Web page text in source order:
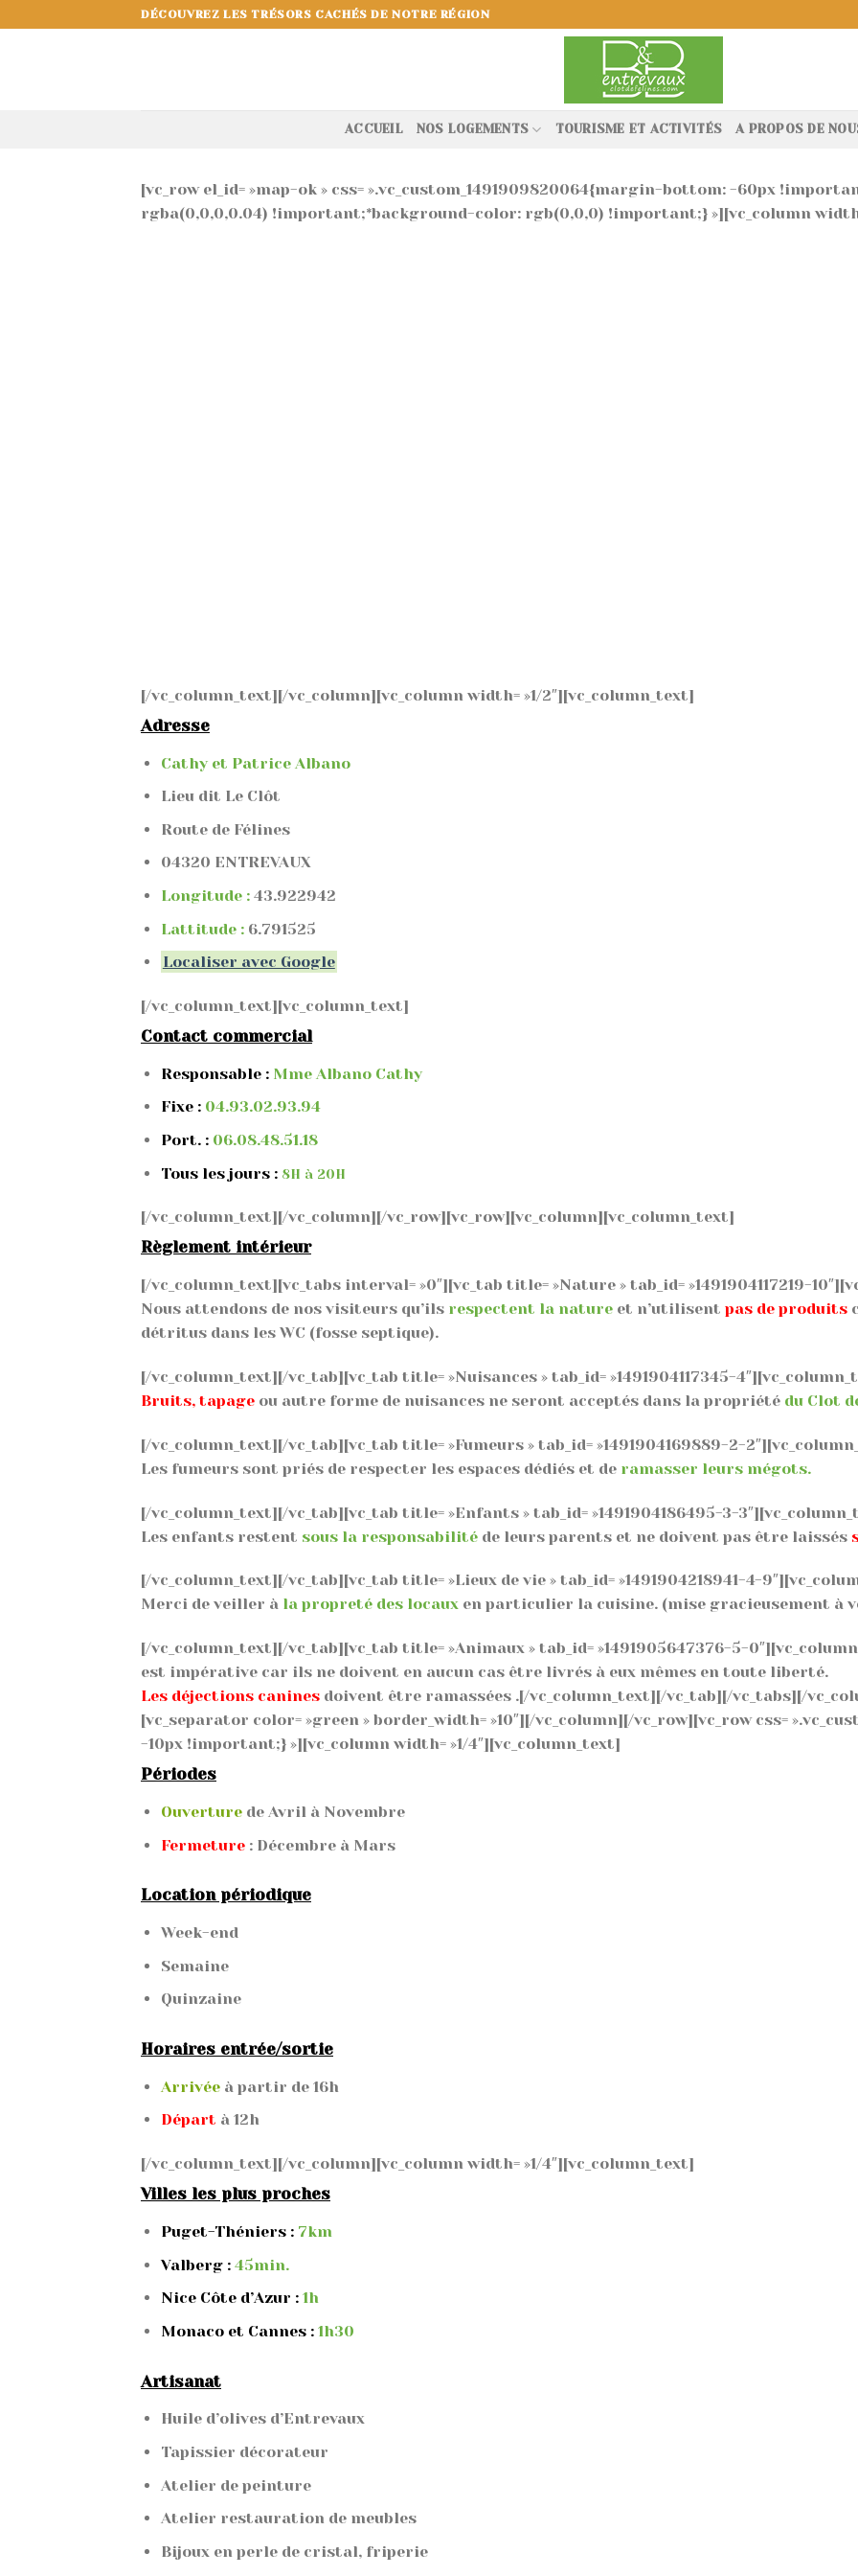
to
DÉCOUVREZ LES TRÉSORS CACHÉS DE NOTRE RÉGION
ACCUEIL NOS LOGEMENTS TOURISME ET ACTIVITÉS A PROPOS DE
[vc_row el_id= »map-ok » css= ».vc_custom_1491909820064{margin-bottom: -60px
rgba(0,0,0,0.04) !important;*background-color: rgb(0,0,0) !important;} »][vc_column
[/vc_column_text][/vc_column][vc_column width= »1/2″][vc_column_text]
Adresse
Cathy et Patrice Albano
Lieu dit Le Clôt
Route de Félines
04320 ENTREVAUX
Longitude :43.922942
Lattitude :6.791525
Localiser avec Google
[/vc_column_text][vc_column_text]
Contact commercial
Responsable : Mme Albano Cathy
Fixe : 04.93.02.93.94
Port. : 06.08.48.51.18
Tous les jours : 8H à 20H
[/vc_column_text][/vc_column][/vc_row][vc_row][vc_column][vc_column_text]
Règlement intérieur
[/vc_column_text][vc_tabs interval= »0″][vc_tab title= »Nature » tab_id= »1491904117219-
Nous attendons de nos visiteurs qu’ils respectent la nature et n’utilisent pas de produits
détritus dans les WC (fosse septique).
[/vc_column_text][/vc_tab][vc_tab title= »Nuisances » tab_id= »1491904117345-
Bruits, tapage ou autre forme de nuisances ne seront acceptés dans la propriété du Clot
[/vc_column_text][/vc_tab][vc_tab title= »Fumeurs » tab_id= »1491904169889-2-
Les fumeurs sont priés de respecter les espaces dédiés et de ramasser leurs mégots.
[/vc_column_text][/vc_tab][vc_tab title= »Enfants » tab_id= »1491904186495-3-
Les enfants restent sous la responsabilité de leurs parents et ne doivent pas être laissés
[/vc_column_text][/vc_tab][vc_tab title= »Lieux de vie » tab_id= »1491904218941-4-
Merci de veiller à la propreté des locaux en particulier la cuisine. (mise gracieusement à
[/vc_column_text][/vc_tab][vc_tab title= »Animaux » tab_id= »1491905647376-5-
est impérative car ils ne doivent en aucun cas être livrés à eux mêmes en toute liberté.
Les déjections canines doivent être ramassées .[/vc_column_text][/vc_tab][/vc_tabs][/
[vc_separator color= »green » border_width= »10″][/vc_column][/vc_row][vc_row css=
-10px !important;} »][vc_column width= »1/4″][vc_column_text]
Périodes
Ouverturede Avril à Novembre
Fermeture: Décembre à Mars
Location périodique
Week-end
Semaine
Quinzaine
Horaires entrée/sortie
Arrivéeà partir de 16h
Départ à 12h
[/vc_column_text][/vc_column][vc_column width= »1/4″][vc_column_text]
Villes les plus proches
Puget-Théniers : 7km
Valberg : 45min.
Nice Côte d’Azur : 1h
Monaco et Cannes : 1h30
Artisanat
Huile d’olives d’Entrevaux
Tapissier décorateur
Atelier de peinture
Atelier restauration de meubles
Bijoux en perle de cristal, friperie